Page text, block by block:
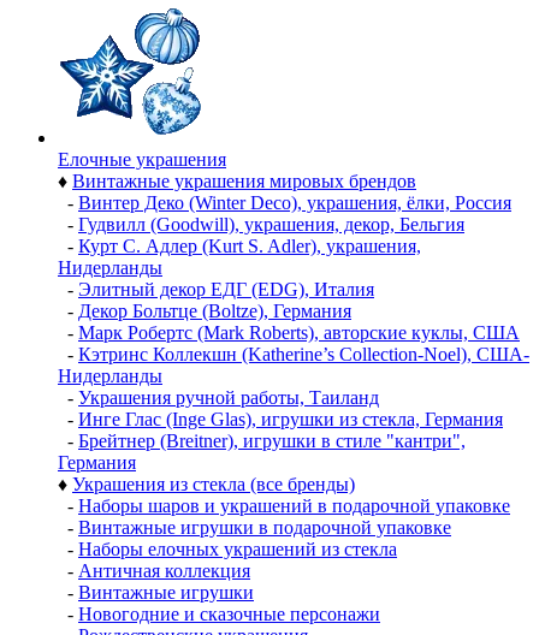
Елочные украшения
♦ Винтажные украшения мировых брендов
- Винтер Деко (Winter Deco), украшения, ёлки, Россия
- Гудвилл (Goodwill), украшения, декор, Бельгия
- Курт С. Адлер (Kurt S. Adler), украшения,
Нидерланды
- Элитный декор ЕДГ (EDG), Италия
- Декор Больтце (Boltze), Германия
- Марк Робертс (Mark Roberts), авторские куклы, США
- Кэтринс Коллекшн (Katherine’s Collection-Noel), США-
Нидерланды
- Украшения ручной работы, Таиланд
- Инге Глас (Inge Glas), игрушки из стекла, Германия
- Брейтнер (Breitner), игрушки в стиле "кантри",
Германия
♦ Украшения из стекла (все бренды)
- Наборы шаров и украшений в подарочной упаковке
- Винтажные игрушки в подарочной упаковке
- Наборы елочных украшений из стекла
- Античная коллекция
- Винтажные игрушки
- Новогодние и сказочные персонажи